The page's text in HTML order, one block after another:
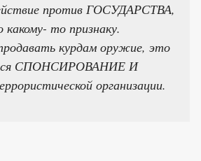
против ГОСУДАРСТВА,
какому- то признаку.
курдам оружие, это
СПОНСИРОВАНИЕ И
организации.